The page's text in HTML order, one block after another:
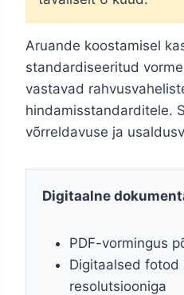
Aruande koostamisel
standardiseeritud
vastavad
hindamisstandarditele.
võrreldavuse ja
Digitaalne
PDF-vormingus
Digitaalsed fotod
resolutsiooniga